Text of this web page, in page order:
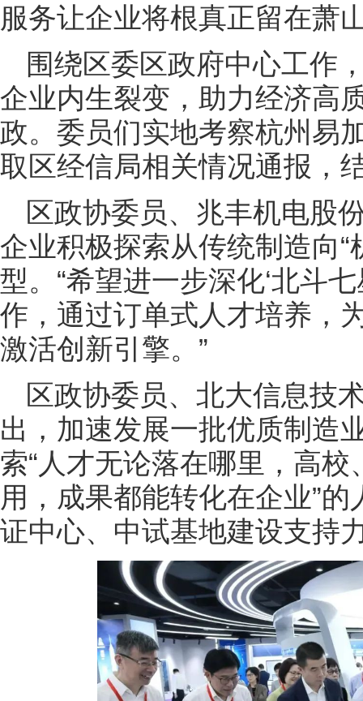
服务让企业将根真正留在萧
围绕区委区政府中心工作
企业内生裂变，助力经济高
政。委员们实地考察杭州易
取区经信局相关情况通报，
区政协委员、兆丰机电股
企业积极探索从传统制造向“
型。“希望进一步深化‘北斗
作，通过订单式人才培养，
激活创新引擎。”
区政协委员、北大信息技
出，加速发展一批优质制造
索“人才无论落在哪里，高
用，成果都能转化在企业”
证中心、中试基地建设支持